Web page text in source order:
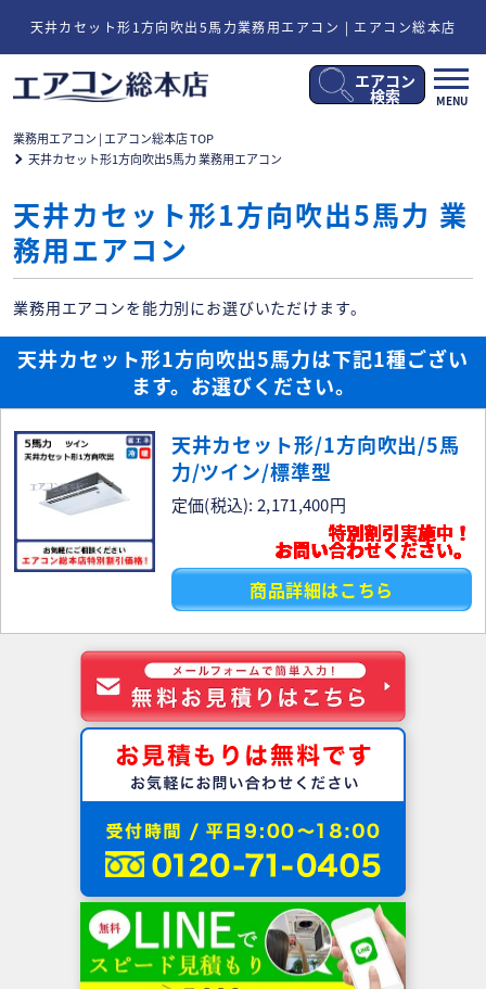
天井カセット形1方向吹出5馬力業務用エアコン | エアコン総本店
メ
ニ
MENU
エアコン
検索
業務用エアコン | エアコン総本店 TOP
天井カセット形1方向吹出5馬力 業務用エアコン
天井カセット形1方向吹出5馬力 業
務用エアコン
業務用エアコンを能力別にお選びいただけます。
天井カセット形1方向吹出5馬力は下記1種ござい
ます。お選びください。
天井カセット形/1方向吹出/5馬
力/ツイン/標準型
定価(税込): 2,171,400円
特別割引実施中！
お問い合わせください。
商品詳細はこちら